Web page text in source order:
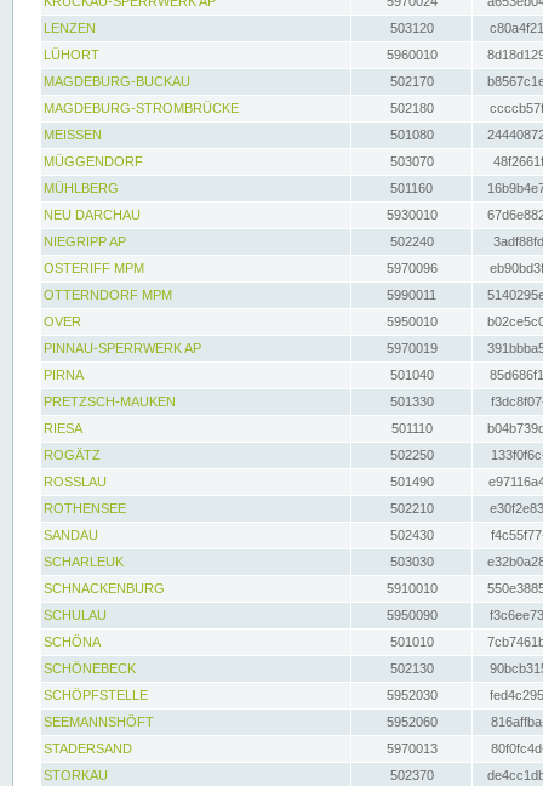
LENZEN
503120
LÜHORT
5960010
MAGDEBURG-BUCKAU
502170
MAGDEBURG-STROMBRÜCKE
502180
MEISSEN
501080
MÜGGENDORF
503070
MÜHLBERG
501160
NEU DARCHAU
5930010
NIEGRIPP AP
502240
OSTERIFF MPM
5970096
OTTERNDORF MPM
5990011
OVER
5950010
PINNAU-SPERRWERK AP
5970019
PIRNA
501040
PRETZSCH-MAUKEN
501330
RIESA
501110
ROGÄTZ
502250
ROSSLAU
501490
ROTHENSEE
502210
SANDAU
502430
SCHARLEUK
503030
SCHNACKENBURG
5910010
SCHULAU
5950090
SCHÖNA
501010
SCHÖNEBECK
502130
SCHÖPFSTELLE
5952030
SEEMANNSHÖFT
5952060
STADERSAND
5970013
STORKAU
502370